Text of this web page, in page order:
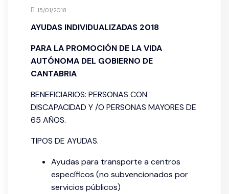
15/01/2018
AYUDAS INDIVIDUALIZADAS 2018
PARA LA PROMOCIÓN DE LA VIDA
AUTÓNOMA DEL GOBIERNO DE
CANTABRIA
BENEFICIARIOS: PERSONAS CON
DISCAPACIDAD Y /O PERSONAS MAYORES DE
65 AÑOS.
TIPOS DE AYUDAS.
Ayudas para transporte a centros
específicos (no subvencionados por
servicios públicos)